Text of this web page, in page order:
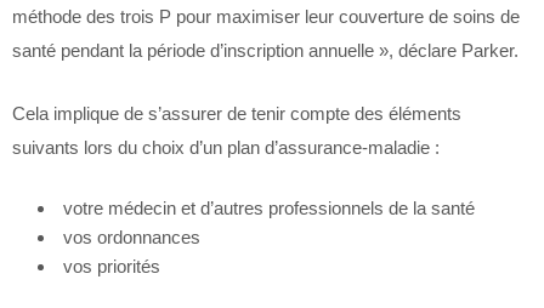
méthode des trois P pour maximiser leur couverture de soins de
santé pendant la période d’inscription annuelle », déclare Parker.
Cela implique de s’assurer de tenir compte des éléments
suivants lors du choix d’un plan d’assurance-maladie :
votre médecin et d’autres professionnels de la santé
vos ordonnances
vos priorités